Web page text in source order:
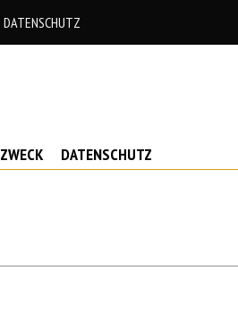
DATENSCHUTZ
ZWECK DATENSCHUTZ